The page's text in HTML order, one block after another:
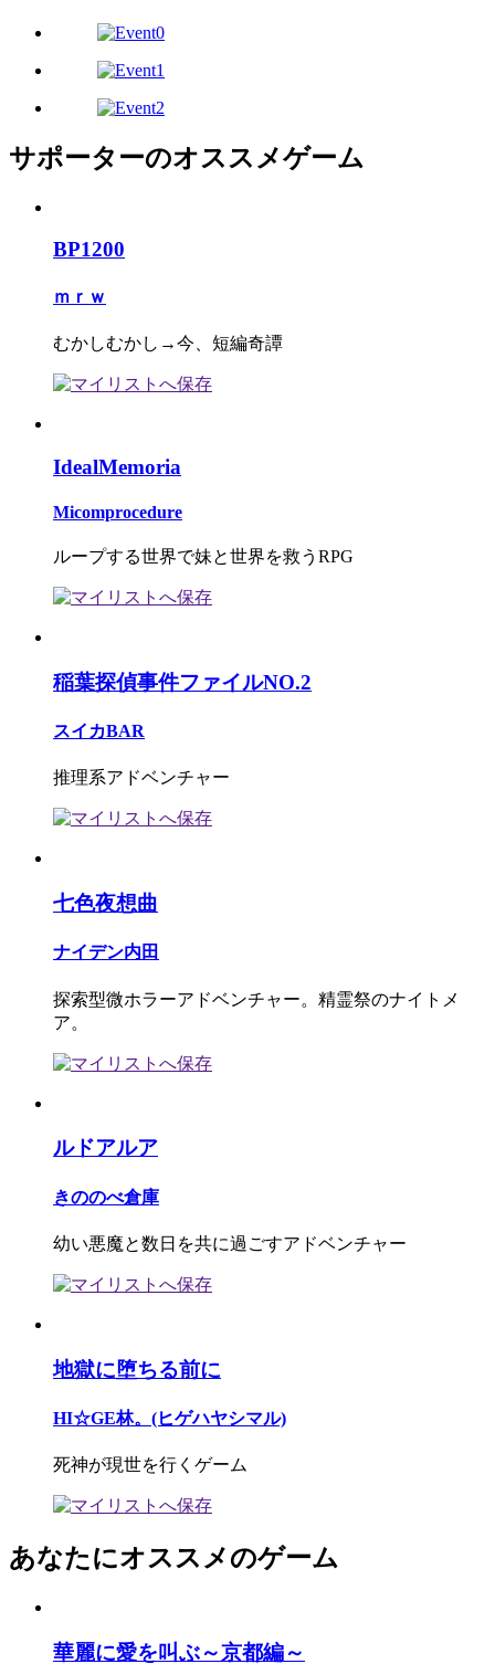
サポーターのオススメゲーム
BP1200
ｍｒｗ
むかしむかし→今、短編奇譚
IdealMemoria
Micomprocedure
ループする世界で妹と世界を救うRPG
稲葉探偵事件ファイルNO.2
スイカBAR
推理系アドベンチャー
七色夜想曲
ナイデン内田
探索型微ホラーアドベンチャー。精霊祭のナイトメ
ア。
ルドアルア
きののべ倉庫
幼い悪魔と数日を共に過ごすアドベンチャー
地獄に堕ちる前に
HI☆GE林。(ヒゲハヤシマル)
死神が現世を行くゲーム
あなたにオススメのゲーム
華麗に愛を叫ぶ～京都編～